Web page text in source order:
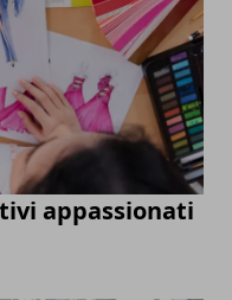
appassionati